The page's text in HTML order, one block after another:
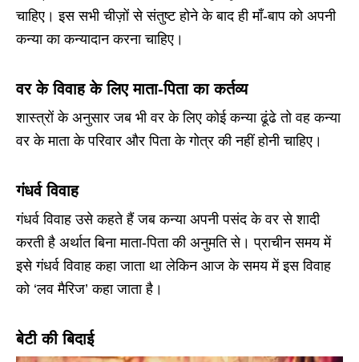
चाहिए। इस सभी चीज़ों से संतुष्ट होने के बाद ही माँ-बाप को अपनी
कन्या का कन्यादान करना चाहिए।
वर के विवाह के लिए माता-पिता का कर्तव्य
शास्त्रों के अनुसार जब भी वर के लिए कोई कन्या ढूंढे तो वह कन्या
वर के माता के परिवार और पिता के गोत्र की नहीं होनी चाहिए।
गंधर्व विवाह
गंधर्व विवाह उसे कहते हैं जब कन्या अपनी पसंद के वर से शादी
करती है अर्थात बिना माता-पिता की अनुमति से। प्राचीन समय में
इसे गंधर्व विवाह कहा जाता था लेकिन आज के समय में इस विवाह
को ‘लव मैरिज’ कहा जाता है।
बेटी की बिदाई